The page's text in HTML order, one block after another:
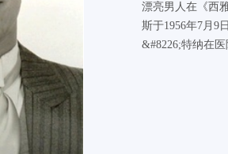
漂亮男人在《西
斯于1956年7月9
&#8226;特纳在